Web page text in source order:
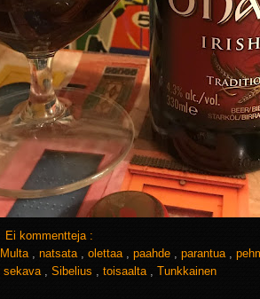
Ei kommentteja :
Multa , natsata , olettaa , paahde , parantua ,
sekava , Sibelius , toisaalta , Tunkkainen